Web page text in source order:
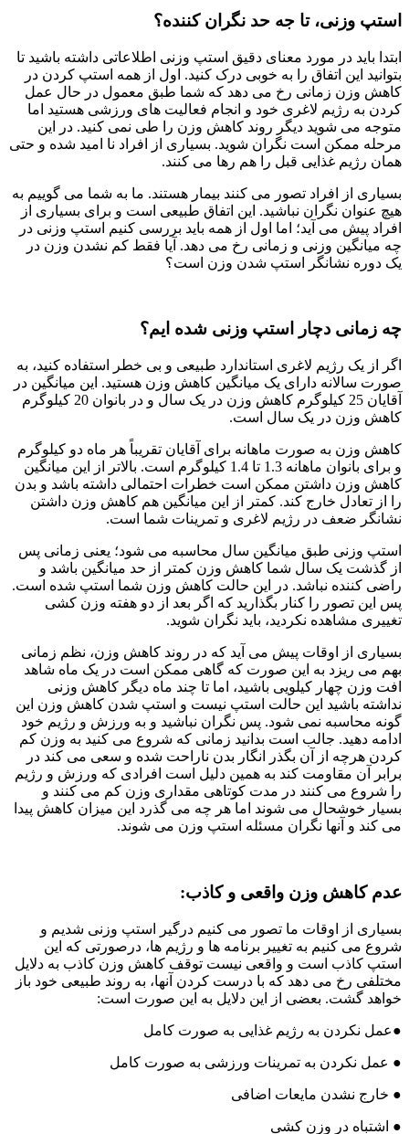
استپ وزنی، تا جه حد نگران کننده؟
ابتدا باید در مورد معنای دقیق استپ وزنی اطلاعاتی داشته باشید تا
بتوانید این اتفاق را به خوبی درک کنید. اول از همه استپ کردن در
کاهش وزن زمانی رخ می دهد که شما طبق معمول در حال عمل
کردن به رژیم لاغری خود و انجام فعالیت های ورزشی هستید اما
متوجه می شوید دیگر روند کاهش وزن را طی نمی کنید. در این
مرحله ممکن است نگران شوید. بسیاری از افراد نا امید شده و حتی
همان رژیم غذایی قبل را هم رها می کنند.
بسیاری از افراد تصور می کنند بیمار هستند. ما به شما می گوییم به
هیچ عنوان نگران نباشید. این اتفاق طبیعی است و برای بسیاری از
افراد پیش می آید؛ اما اول از همه باید بررسی کنیم استپ وزنی در
چه میانگین وزنی و زمانی رخ می دهد. آیا فقط کم نشدن وزن در
یک دوره نشانگر استپ شدن وزن است؟
چه زمانی دچار استپ وزنی شده ایم؟
اگر از یک رژیم لاغری استاندارد طبیعی و بی خطر استفاده کنید، به
صورت سالانه دارای یک میانگین کاهش وزن هستید. این میانگین در
آقایان 25 کیلوگرم کاهش وزن در یک سال و در بانوان 20 کیلوگرم
کاهش وزن در یک سال است.
کاهش وزن به صورت ماهانه برای آقایان تقریباً هر ماه دو کیلوگرم
و برای بانوان ماهانه 1.3 تا 1.4 کیلوگرم است. بالاتر از این میانگین
کاهش وزن داشتن ممکن است خطرات احتمالی داشته باشد و بدن
را از تعادل خارج کند. کمتر از این میانگین هم کاهش وزن داشتن
نشانگر ضعف در رژیم لاغری و تمرینات شما است.
استپ وزنی طبق میانگین سال محاسبه می شود؛ یعنی زمانی پس
از گذشت یک سال شما کاهش وزن کمتر از حد میانگین باشد و
راضی کننده نباشد. در این حالت کاهش وزن شما استپ شده است.
پس این تصور را کنار بگذارید که اگر بعد از دو هفته وزن کشی
تغییری مشاهده نکردید، باید نگران شوید.
بسیاری از اوقات پیش می آید که در روند کاهش وزن، نظم زمانی
بهم می ریزد به این صورت که گاهی ممکن است در یک ماه شاهد
افت وزن چهار کیلویی باشید، اما تا چند ماه دیگر کاهش وزنی
نداشته باشید این حالت استپ نیست و استپ شدن کاهش وزن این
گونه محاسبه نمی شود. پس نگران نباشید و به ورزش و رژیم خود
ادامه دهید. جالب است بدانید زمانی که شروع می کنید به وزن کم
کردن هرچه از آن بگذر انگار بدن ناراحت شده و سعی می کند در
برابر آن مقاومت کند به همین دلیل است افرادی که ورزش و رژیم
را شروع می کنند در مدت کوتاهی مقداری وزن کم می کنند و
بسیار خوشحال می شوند اما هر چه می گذرد این میزان کاهش پیدا
می کند و آنها نگران مسئله استپ وزن می شوند.
عدم کاهش وزن واقعی و کاذب:
بسیاری از اوقات ما تصور می کنیم درگیر استپ وزنی شدیم و
شروع می کنیم به تغییر برنامه ها و رژیم ها، درصورتی که این
استپ کاذب است و واقعی نیست توقف کاهش وزن کاذب به دلایل
مختلفی رخ می دهد که با درست کردن آنها، به روند طبیعی خود باز
خواهد گشت. بعضی از این دلایل به این صورت است:
●عمل نکردن به رژیم غذایی به صورت کامل
● عمل نکردن به تمرینات ورزشی به صورت کامل
● خارج نشدن مایعات اضافی
● اشتباه در وزن کشی